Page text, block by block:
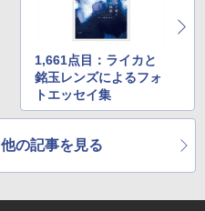
1,661点目：ライカと
銘玉レンズによるフォ
トエッセイ集
の記事を見る